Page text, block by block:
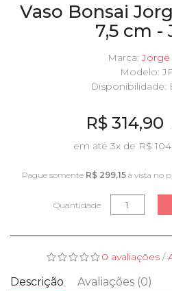
Vaso Bonsai
7,5 cm -
Marca:Jorge
Modelo:
Disponibilidade:
R$ 314,90
em até 3x de R$
Pague somente R$ 299,15 à vista no
Quantidade
0 avaliações/
Descrição Avaliações (0)